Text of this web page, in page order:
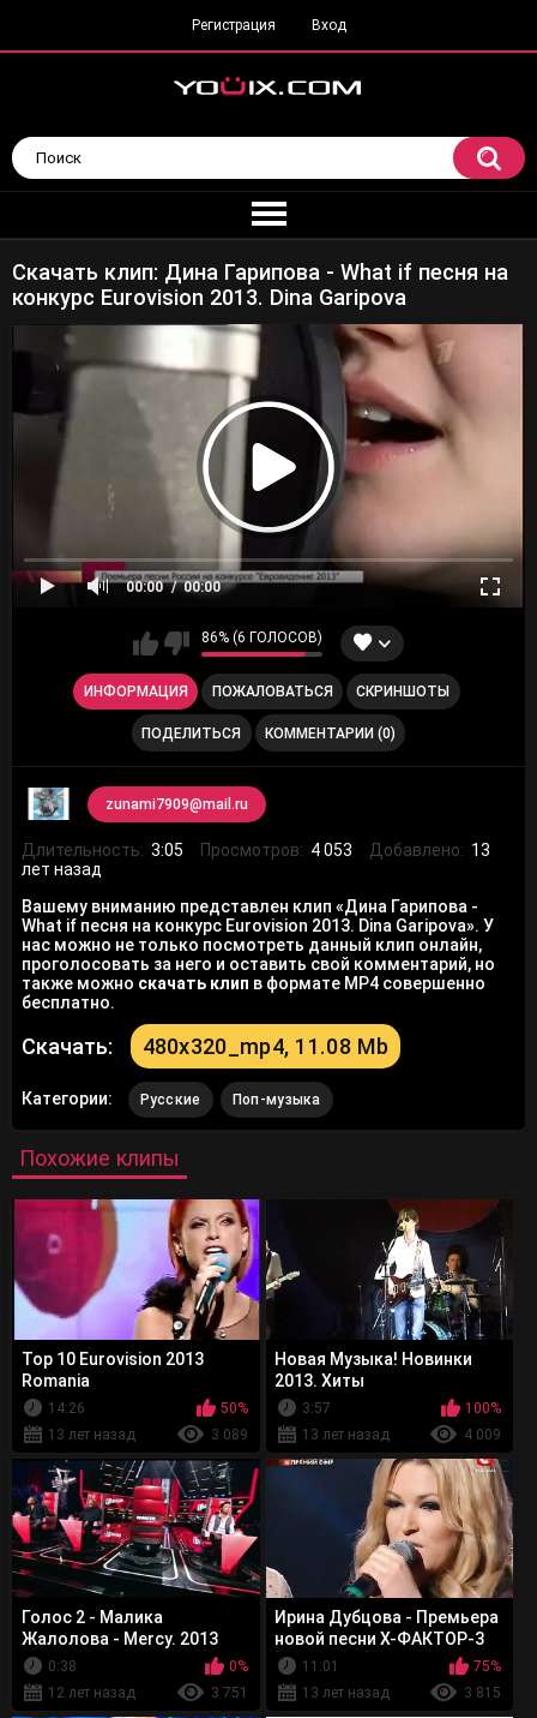
Регистрация Вход
Скачать клип: Дина Гарипова - What if песня на
конкурс Eurovision 2013. Dina Garipova
00:00 00:00
86% (6 ГОЛОСОВ)
ИНФОРМАЦИЯ ПОЖАЛОВАТЬСЯ СКРИНШОТЫ
ПОДЕЛИТЬСЯ КОММЕНТАРИИ (0)
zunami7909@mail.ru
Длительность: 3:05 Просмотров: 4 053 Добавлено: 13
лет назад
Вашему вниманию представлен клип «Дина Гарипова -
What if песня на конкурс Eurovision 2013. Dina Garipova». У
нас можно не только посмотреть данный клип онлайн,
проголосовать за него и оставить свой комментарий, но
также можно скачать клип в формате MP4 совершенно
бесплатно.
Скачать: 480x320_mp4, 11.08 Mb
Категории: Русские Поп-музыка
Похожие клипы
Top 10 Eurovision 2013
Romania
14:26
50%
13 лет назад
3 089
Новая Музыка! Новинки
2013. Хиты
3:57
100%
13 лет назад
4 009
Голос 2 - Малика
Жалолова - Mercy. 2013
0:38
0%
12 лет назад
3 751
Ирина Дубцова - Премьера
новой песни X-ФАКТОР-3
[05.01.2013]
11:01
75%
13 лет назад
3 815